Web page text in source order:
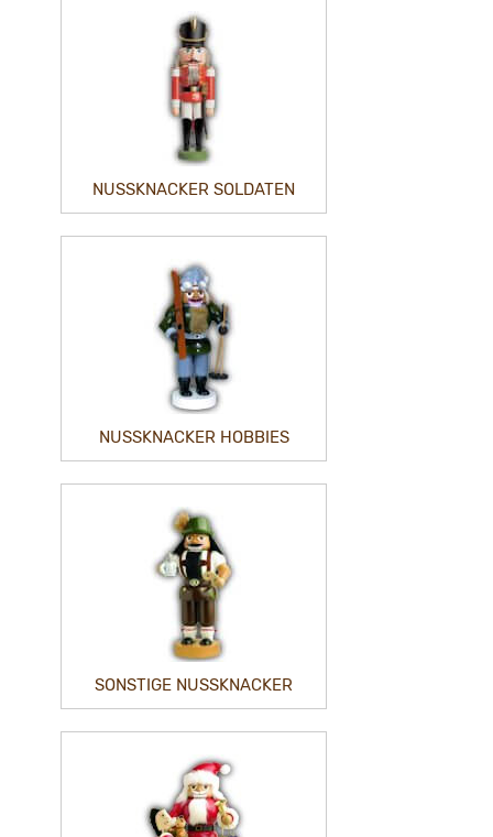
NUSSKNACKER SOLDATEN
NUSSKNACKER HOBBIES
SONSTIGE NUSSKNACKER